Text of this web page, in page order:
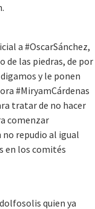
a #OscarSánchez,
de las piedras, de por
y le ponen
#MiryamCárdenas
tratar de no hacer
comenzar
repudio al igual
en los comités
quien ya